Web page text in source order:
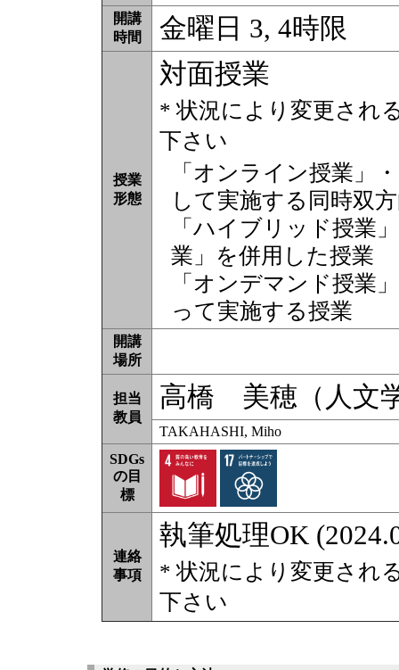
開講
時間
金曜日 3, 4時限
授業
形態
対面授業
* 状況により変更され
下さい
「オンライン授業」
して実施する同時双
「ハイブリッド授業
業」を併用した授業
「オンデマンド授業
って実施する授業
開講
場所
担当
教員
高橋 美穂（人文
TAKAHASHI, Miho
SDGs
の目
標
連絡
事項
執筆処理OK
* 状況により変更され
下さい